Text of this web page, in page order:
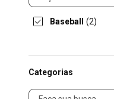
Baseball (2)
Categorias
Categorias